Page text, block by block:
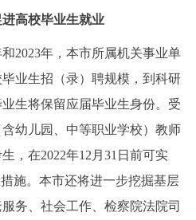
企服务
光政务
线访谈 图说互动
高校毕业生就业
年，本市所属机关事业单
业生招（录）聘规模，到科研
生将保留应届毕业生身份。受
幼儿园、中等职业学校）教师
，在2022年12月31日前可实
施。本市还将进一步挖掘基层
务、社会工作、检察院法院司